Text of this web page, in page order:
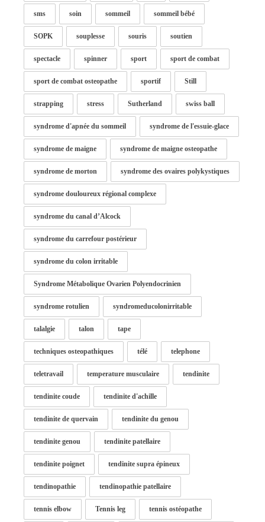
sms soin sommeil sommeil bébé
SOPK souplesse souris soutien
spectacle spinner sport sport de combat
sport de combat osteopathe sportif Still
strapping stress Sutherland swiss ball
syndrome d'apnée du sommeil syndrome de l'essuie-glace
syndrome de maigne syndrome de maigne osteopathe
syndrome de morton syndrome des ovaires polykystiques
syndrome douloureux régional complexe
syndrome du canal d’Alcock
syndrome du carrefour postérieur
syndrome du colon irritable
Syndrome Métabolique Ovarien Polyendocrinien
syndrome rotulien syndromeducolonirritable
talalgie talon tape
techniques osteopathiques télé telephone
teletravail temperature musculaire tendinite
tendinite coude tendinite d'achille
tendinite de quervain tendinite du genou
tendinite genou tendinite patellaire
tendinite poignet tendinite supra épineux
tendinopathie tendinopathie patellaire
tennis elbow Tennis leg tennis ostéopathe